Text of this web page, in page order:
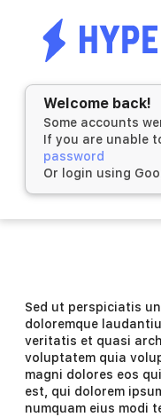
Welcome back!
Some accounts
If you are unable
password
Or login using
Sed ut perspiciatis
doloremque
veritatis et quasi
voluptatem quia
magni dolores eos
est, qui dolorem
numquam eius modi